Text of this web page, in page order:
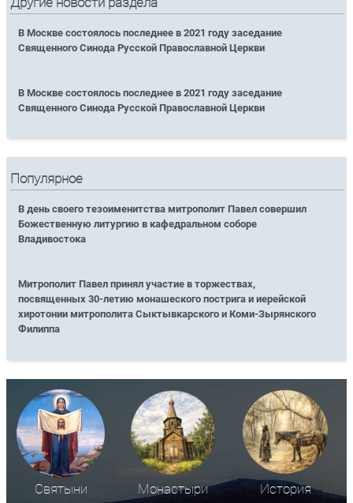
В Москве состоялось последнее в 2021 году заседание
Священного Синода Русской Православной Церкви
В Москве состоялось последнее в 2021 году заседание
Священного Синода Русской Православной Церкви
Популярное
В день своего тезоименитства митрополит Павел совершил
Божественную литургию в кафедральном соборе
Владивостока
Митрополит Павел принял участие в торжествах,
посвященных 30-летию монашеского пострига и иерейской
хиротонии митрополита Сыктывкарского и Коми-Зырянского
Филиппа
Святыни Монастыри История